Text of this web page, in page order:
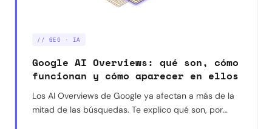
// GEO · IA
Google AI Overviews: qué son, cómo
funcionan y cómo aparecer en ellos
Los AI Overviews de Google ya afectan a más de la
mitad de las búsquedas. Te explico qué son, por